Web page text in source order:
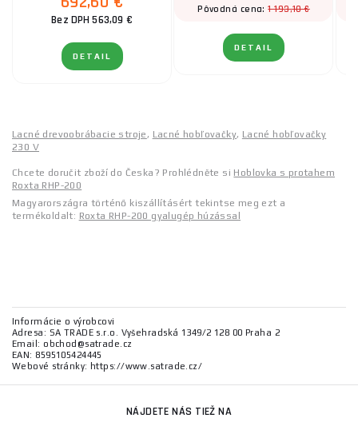
Bez DPH 563,09 €
DETAIL
Pôvodná cena:1 193,10 €
DETAIL
Lacné drevoobrábacie stroje, Lacné hobľovačky, Lacné hobľovačky
230 V
Chcete doručit zboží do Česka? Prohlédněte si Hoblovka s protahem
Roxta RHP-200
Magyarországra történő kiszállításért tekintse meg ezt a
termékoldalt: Roxta RHP-200 gyalugép húzással
Informácie o výrobcovi
Adresa: SA TRADE s.r.o. Vyšehradská 1349/2 128 00 Praha 2
Email: obchod@satrade.cz
EAN: 8595105424445
Webové stránky: https://www.satrade.cz/
NÁJDETE NÁS TIEŽ NA